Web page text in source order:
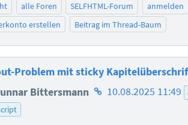
alle Foren SELFHTML-Forum
anmelden
erstellen
Beitrag im Thread-Baum
Problem mit sticky
Bittersmann Homepage
10.08.2025 11:49